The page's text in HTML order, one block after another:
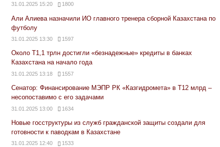
31.01.2025 15:20 1800
Али Алиева назначили ИО главного тренера сборной Казахстана по
футболу
31.01.2025 13:30 1597
Около Т1,1 трлн достигли «безнадежные» кредиты в банках
Казахстана на начало года
31.01.2025 13:18 1557
Сенатор: Финансирование МЭПР РК «Казгидромета» в Т12 млрд –
несопоставимо с его задачами
31.01.2025 13:00 1634
Новые госструктуры из служб гражданской защиты создали для
готовности к паводкам в Казахстане
31.01.2025 12:40 1533